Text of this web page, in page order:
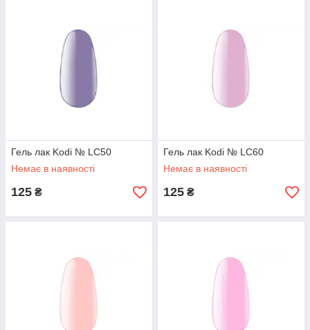
Гель лак Kodi № LC50
Немає в наявності
125 ₴
Гель лак Kodi № LC60
Немає в наявності
125 ₴